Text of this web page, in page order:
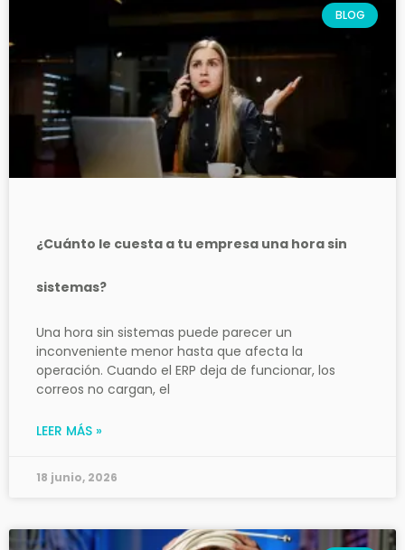
BLOG
¿Cuánto le cuesta a tu empresa una hora sin
sistemas?
Una hora sin sistemas puede parecer un
inconveniente menor hasta que afecta la
operación. Cuando el ERP deja de funcionar, los
correos no cargan, el
LEER MÁS »
18 junio, 2026